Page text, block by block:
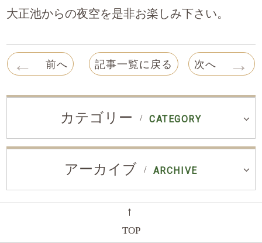
大正池からの夜空を是非お楽しみ下さい。
← 前へ 記事一覧に戻る 次へ →
カテゴリー CATEGORY
アーカイブ ARCHIVE
←
TOP